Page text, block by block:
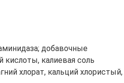
добавочные
кислоты, калиевая соль
хлорат, кальций хлористый,